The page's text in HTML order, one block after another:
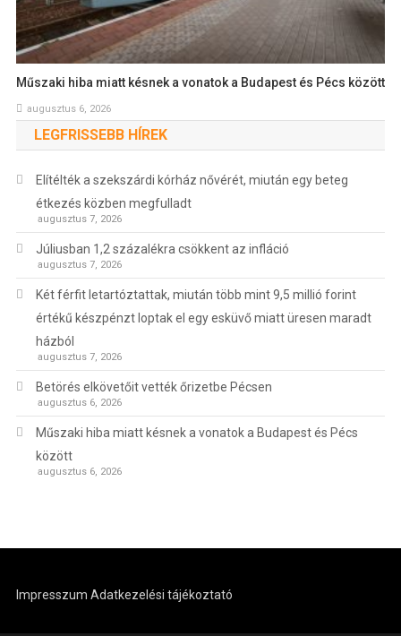
Műszaki hiba miatt késnek a vonatok a Budapest és Pécs között
augusztus 6, 2026
LEGFRISSEBB HÍREK
Elítélték a szekszárdi kórház nővérét, miután egy beteg
étkezés közben megfulladt
augusztus 7, 2026
Júliusban 1,2 százalékra csökkent az infláció
augusztus 7, 2026
Két férfit letartóztattak, miután több mint 9,5 millió forint
értékű készpénzt loptak el egy esküvő miatt üresen maradt
házból
augusztus 7, 2026
Betörés elkövetőit vették őrizetbe Pécsen
augusztus 6, 2026
Műszaki hiba miatt késnek a vonatok a Budapest és Pécs
között
augusztus 6, 2026
Impresszum Adatkezelési tájékoztató